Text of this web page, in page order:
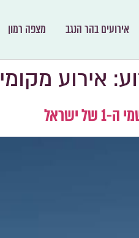
אירועים בהר הנגב מצפה רמון
אירוע מקומי
ישראל